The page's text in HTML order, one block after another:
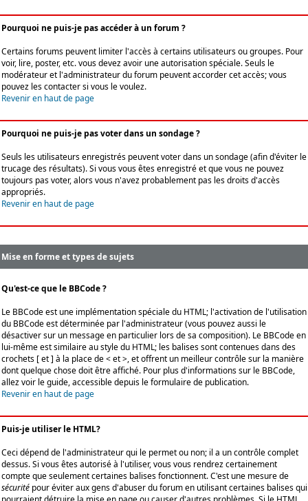
Pourquoi ne puis-je pas accéder à un forum ?
Certains forums peuvent limiter l'accès à certains utilisateurs ou groupes. Pour
voir, lire, poster, etc. vous devez avoir une autorisation spéciale. Seuls le
modérateur et l'administrateur du forum peuvent accorder cet accès; vous
pouvez les contacter si vous le voulez.
Revenir en haut de page
Pourquoi ne puis-je pas voter dans un sondage ?
Seuls les utilisateurs enregistrés peuvent voter dans un sondage (afin d'éviter le
trucage des résultats). Si vous vous êtes enregistré et que vous ne pouvez
toujours pas voter, alors vous n'avez probablement pas les droits d'accès
appropriés.
Revenir en haut de page
Mise en forme et types de sujets
Qu'est-ce que le BBCode ?
Le BBCode est une implémentation spéciale du HTML; l'activation de l'utilisation
du BBCode est déterminée par l'administrateur (vous pouvez aussi le
désactiver sur un message en particulier lors de sa composition). Le BBCode en
lui-même est similaire au style du HTML; les balises sont contenues dans des
crochets [ et ] à la place de < et >, et offrent un meilleur contrôle sur la manière
dont quelque chose doit être affiché. Pour plus d'informations sur le BBCode,
allez voir le guide, accessible depuis le formulaire de publication.
Revenir en haut de page
Puis-je utiliser le HTML?
Ceci dépend de l'administrateur qui le permet ou non; il a un contrôle complet
dessus. Si vous êtes autorisé à l'utiliser, vous vous rendrez certainement
compte que seulement certaines balises fonctionnent. C'est une mesure de
sécurité pour éviter aux gens d'abuser du forum en utilisant certaines balises qui